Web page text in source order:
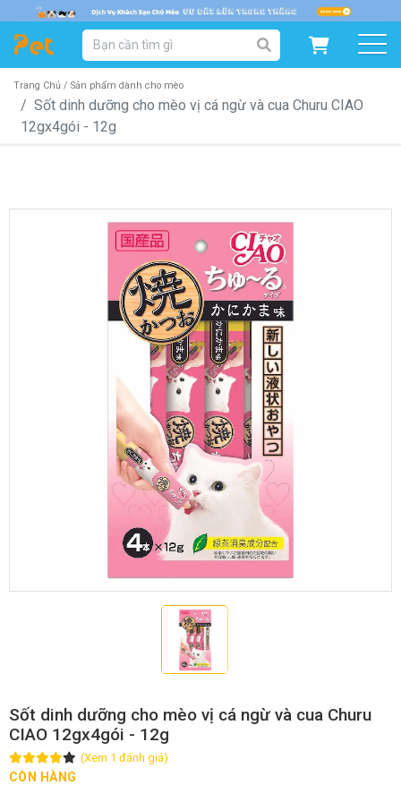
DANH MỤC SẢN PHẨM
SẢN PHẨM DÀNH CHO MÈO
SẨN PHẨM THEO THƯƠNG HIỆU
mèo
mèo
TIN TỨC
Trang Chủ / Sản phẩm dành cho mèo
Sốt dinh dưỡng cho mèo vị cá ngừ và cua Churu CIAO
12gx4gói - 12g
Sốt dinh dưỡng cho mèo vị cá ngừ và cua Churu
CIAO 12gx4gói - 12g
(Xem 1 đánh giá)
CÒN HÀNG